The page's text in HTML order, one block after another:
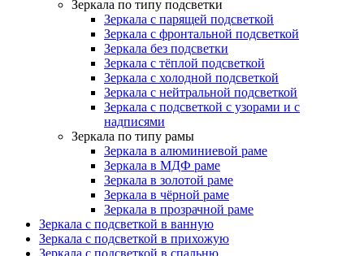
Зеркала по типу подсветки
Зеркала с парящей подсветкой
Зеркала с фронтальной подсветкой
Зеркала без подсветки
Зеркала с тёплой подсветкой
Зеркала с холодной подсветкой
Зеркала с нейтральной подсветкой
Зеркала с подсветкой с узорами и с
надписями
Зеркала по типу рамы
Зеркала в алюминиевой раме
Зеркала в МДФ раме
Зеркала в золотой раме
Зеркала в чёрной раме
Зеркала в прозрачной раме
Зеркала с подсветкой в ванную
Зеркала с подсветкой в прихожую
Зеркала с подсветкой в спальню